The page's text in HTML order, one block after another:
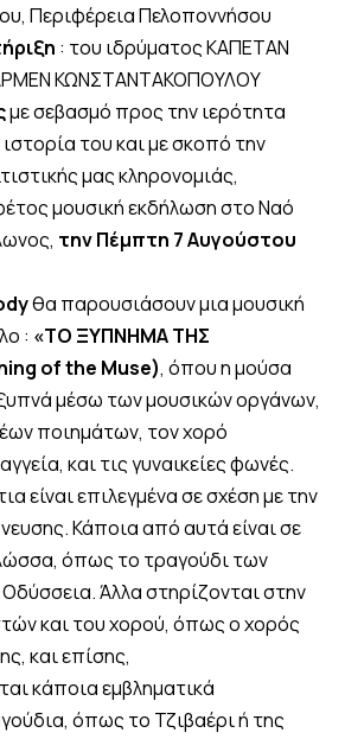
Περιφέρεια Πελοποννήσου
: του ιδρύματος ΚΑΠΕΤΑΝ
ΚΩΝΣΤΑΝΤΑΚΟΠΟΥΛΟΥ
με σεβασμό προς την ιερότητα
του και με σκοπό την
μας κληρονομιάς,
μουσική εκδήλωση στο Ναό
την Πέμπτη 7 Αυγούστου
θα παρουσιάσουν μια μουσική
: «ΤΟ ΞΥΠΝΗΜΑ ΤΗΣ
ofthe Muse), όπου η μούσα
μέσω των μουσικών οργάνων,
ποιημάτων, τον χορό
και τις γυναικείες φωνές.
είναι επιλεγμένα σε σχέση με την
Κάποια από αυτά είναι σε
όπως το τραγούδι των
Άλλα στηρίζονται στην
και του χορού, όπως ο χορός
και επίσης,
κάποια εμβληματικά
όπως το Τζιβαέρι ή της